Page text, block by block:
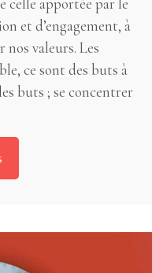
et d’engagement, à
valeurs. Les
ce sont des buts à
buts ; se concentrer